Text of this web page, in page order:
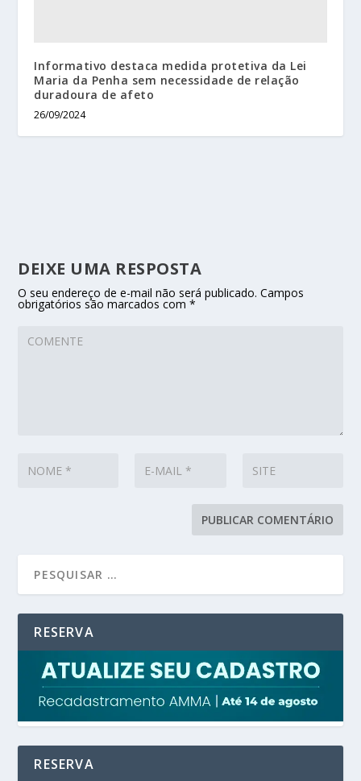
Informativo destaca medida protetiva da Lei
Maria da Penha sem necessidade de relação
duradoura de afeto
26/09/2024
DEIXE UMA RESPOSTA
O seu endereço de e-mail não será publicado. Campos
obrigatórios são marcados com*
RESERVA
RESERVA